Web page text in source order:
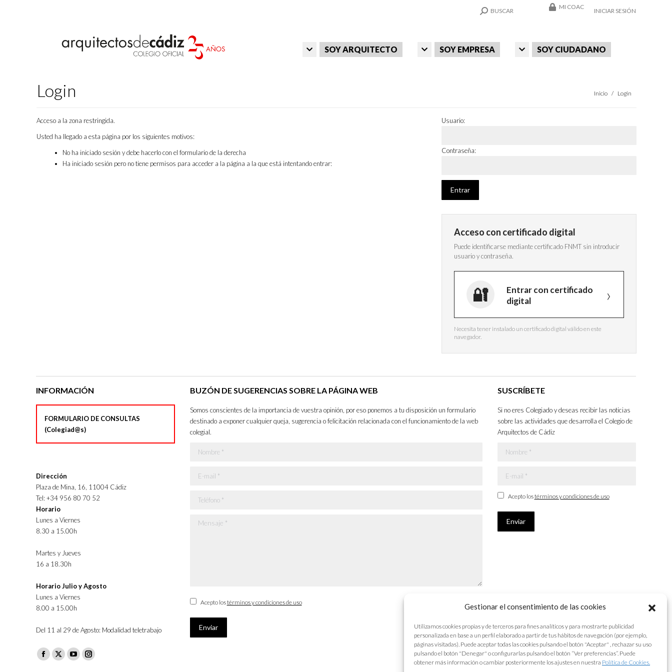
Gestionar el consentimiento de las cookies
Utilizamos cookies propias y de terceros para fines analíticos y para mostrarte publicidad
personalizada en base a un perfil elaborado a partir de tus hábitos de navegación (por ejemplo,
páginas visitadas). Puede aceptar todas las cookies pulsando el botón "Aceptar" , rechazar su uso
pulsando el botón "Denegar" o configurarlas pulsando el botón “Ver preferencias”. Puede
obtener más información o cambiar posteriormente los ajustes en nuestra Política de Cookies.
SEARCH:
BUSCAR
MI COAC
INICIAR SESIÓN
SOY ARQUITECTO SOY EMPRESA SOY CIUDADANO
Login Estás aquí:
Inicio Login
Acceso a la zona restringida.
Usted ha llegado a esta página por los siguientes motivos:
No ha iniciado sesión y debe hacerlo con el formulario de la derecha
Ha iniciado sesión pero no tiene permisos para acceder a la página a la que está intentando entrar:
Usuario:
Contraseña:
Acceso con certificado digital
Puede identificarse mediante certificado FNMT sin introducir
usuario y contraseña.
Entrar con certificado
digital
Necesita tener instalado un certificado digital válido en este
navegador.
INFORMACIÓN
FORMULARIO DE CONSULTAS
(Colegiad@s)
Dirección
Plaza de Mina, 16, 11004 Cádiz
Tel: +34 956 80 70 52
Horario
Lunes a Viernes
8.30 a 15.00h
Martes y Jueves
16 a 18.30h
Horario Julio y Agosto
Lunes a Viernes
8.00 a 15.00h
Del 11 al 29 de Agosto: Modalidad teletrabajo
Facebook
X
YouTubeInstagram
BUZÓN DE SUGERENCIAS SOBRE LA PÁGINA WEB
Somos conscientes de la importancia de vuestra opinión, por eso ponemos a tu disposición un formulario
destinado a exponer cualquier queja, sugerencia o felicitación relacionada con el funcionamiento de la web
colegial.
Nombre *
E-mail *
Teléfono *
Mensaje *
Acepto lostérminos y condiciones de uso
Enviar
SUSCRÍBETE
Si no eres Colegiado y deseas recibir las noticias
sobre las actividades que desarrolla el Colegio de
Arquitectos de Cádiz
Nombre *
E-mail *
Acepto lostérminos y condiciones de uso
Enviar